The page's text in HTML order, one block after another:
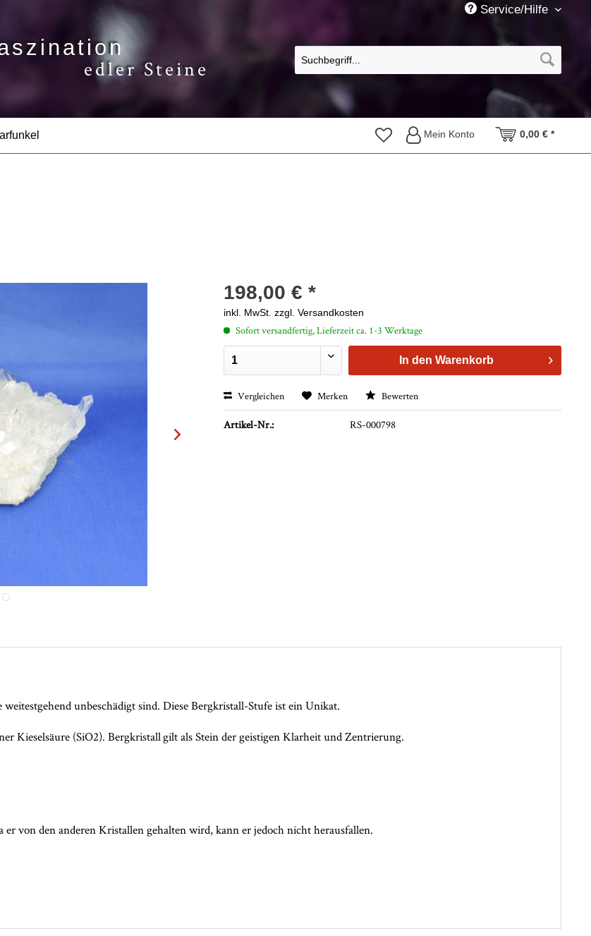
Service/Hilfe
edler Steine
Mein Konto 0,00 € *
198,00 € *
inkl. MwSt.zzgl. Versandkosten
Sofort versandfertig, Lieferzeit ca. 1-3 Werktage
In den Warenkorb
Vergleichen Merken Bewerten
Artikel-Nr.: RS-000798
unbeschädigt sind. Diese Bergkristall-Stufe ist ein Unikat.
Kieselsäure (SiO2). Bergkristall gilt als Stein der geistigen Klarheit und Zentrierung.
von den anderen Kristallen gehalten wird, kann er jedoch nicht herausfallen.